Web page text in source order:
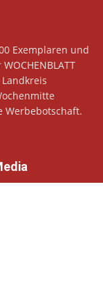
Exemplaren und
Werbebotschaft.